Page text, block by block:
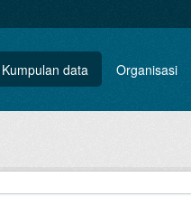
Kumpulan data Organisasi